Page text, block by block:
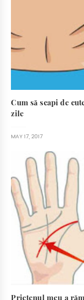
Cum să scapi de
zile
MAY 17, 2017
Prietenul meu a